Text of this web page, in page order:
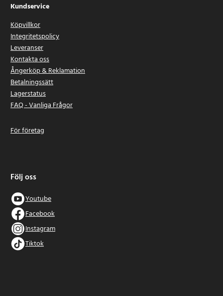
Kundservice
Köpvillkor
Integritetspolicy
Leveranser
Kontakta oss
Ångerköp & Reklamation
Betalningssätt
Lagerstatus
FAQ - Vanliga Frågor
För företag
Följ oss
Youtube
Facebook
Instagram
Tiktok